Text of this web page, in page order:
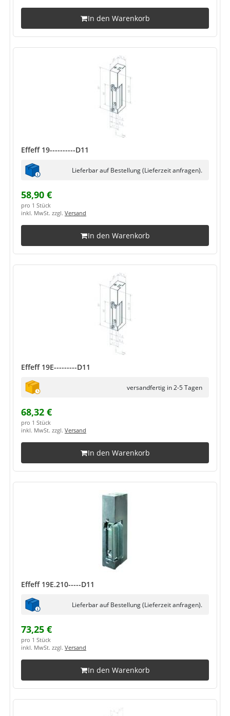
In den Warenkorb
Effeff 19----------D11
Lieferbar auf Bestellung (Lieferzeit anfragen).
58,90 €
pro 1 Stück
inkl. MwSt. zzgl. Versand
In den Warenkorb
Effeff 19E---------D11
versandfertig in 2-5 Tagen
68,32 €
pro 1 Stück
inkl. MwSt. zzgl. Versand
In den Warenkorb
Effeff 19E.210-----D11
Lieferbar auf Bestellung (Lieferzeit anfragen).
73,25 €
pro 1 Stück
inkl. MwSt. zzgl. Versand
In den Warenkorb